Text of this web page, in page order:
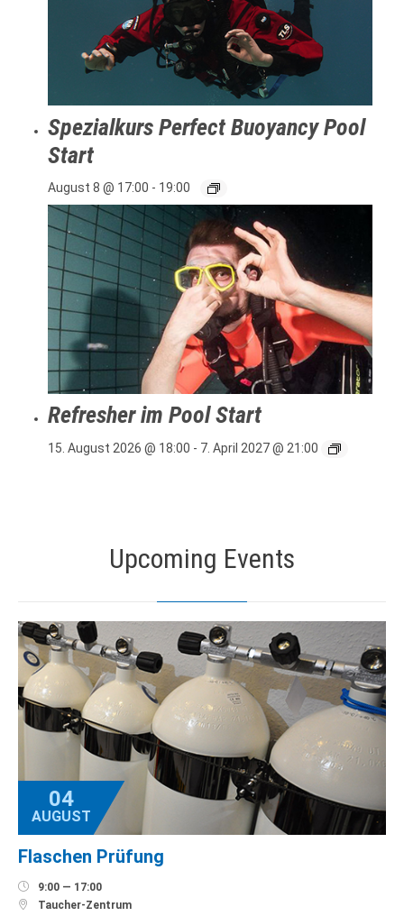
Spezialkurs Perfect Buoyancy Pool
Start
August 8 @ 17:00 - 19:00
Refresher im Pool Start
15. August 2026 @ 18:00 - 7. April 2027 @ 21:00
Upcoming Events
04
AUGUST
Flaschen Prüfung
 9:00 — 17:00
 Taucher-Zentrum